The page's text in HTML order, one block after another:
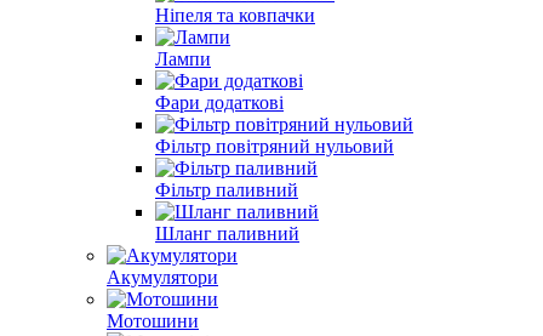
Ніпеля та ковпачки
Лампи
Фари додаткові
Фільтр повітряний нульовий
Фільтр паливний
Шланг паливний
Акумулятори
Мотошини